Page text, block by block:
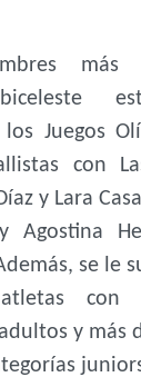
más
Juegos
con
y Lara
Agostina
se le
con
y más